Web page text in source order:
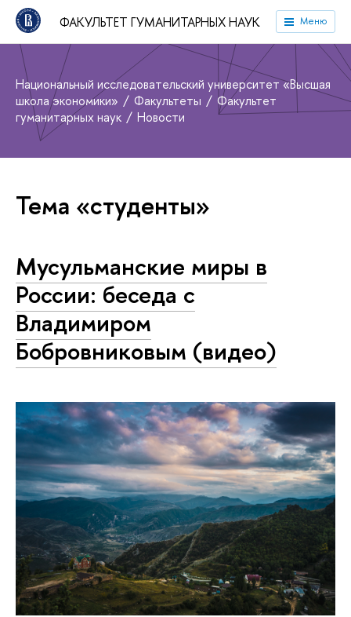
ФАКУЛЬТЕТ ГУМАНИТАРНЫХ НАУК Меню
Национальный исследовательский университет «Высшая
школа экономики»
Факультеты
Факультет
гуманитарных наук
Новости
Тема «студенты»
Мусульманские миры в
России: беседа с
Владимиром
Бобровниковым (видео)